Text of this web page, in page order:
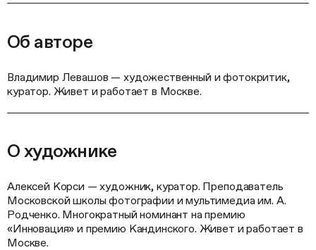
Об авторе
Владимир Левашов — художественный и фотокритик,
куратор. Живет и работает в Москве.
О художнике
Алексей Корси — художник, куратор. Преподаватель
Московской школы фотографии и мультимедиа им. А.
Родченко. Многократный номинант на премию
«Инновация» и премию Кандинского. Живет и работает в
Москве.